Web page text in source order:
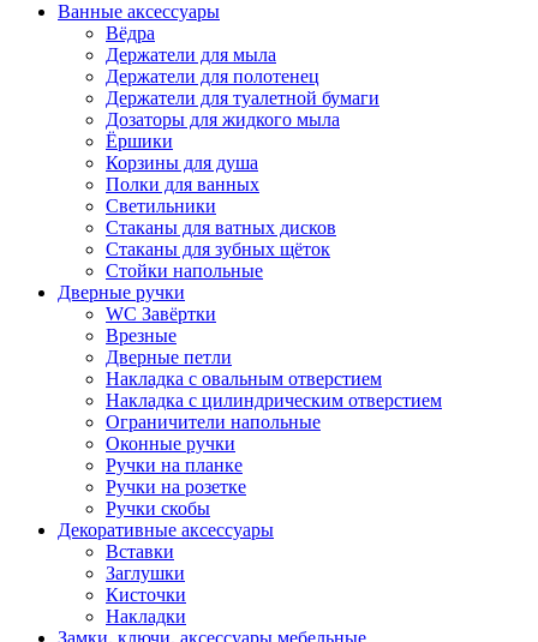
Ванные аксессуары
Вёдра
Держатели для мыла
Держатели для полотенец
Держатели для туалетной бумаги
Дозаторы для жидкого мыла
Ёршики
Корзины для душа
Полки для ванных
Светильники
Стаканы для ватных дисков
Стаканы для зубных щёток
Стойки напольные
Дверные ручки
WC Завёртки
Врезные
Дверные петли
Накладка с овальным отверстием
Накладка с цилиндрическим отверстием
Ограничители напольные
Оконные ручки
Ручки на планке
Ручки на розетке
Ручки скобы
Декоративные аксессуары
Вставки
Заглушки
Кисточки
Накладки
Замки, ключи, аксессуары мебельные